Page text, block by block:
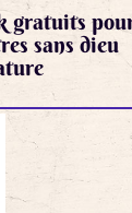
gratuits
sans dieu